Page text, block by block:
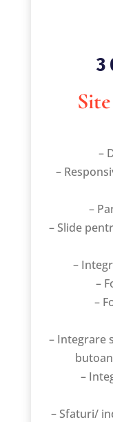
3
–
–
–
– Slide
–
–
–
– Integrare
–
– Sfaturi/